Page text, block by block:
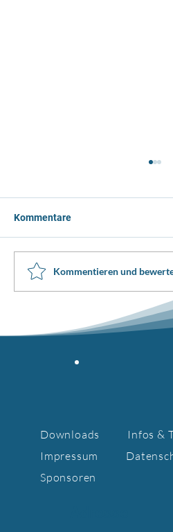
Sommercamp in
Kommentare
Kommentieren und
Downloads
Infos &
Impressum
Sponsoren